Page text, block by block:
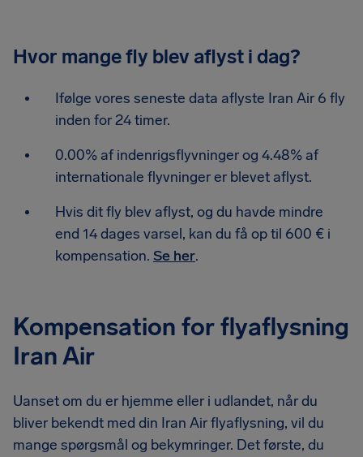
Hvor mange fly blev aflyst i dag?
Ifølge vores seneste data aflyste Iran Air 6 fly
inden for 24 timer.
0.00% af indenrigsflyvninger og 4.48% af
internationale flyvninger er blevet aflyst.
Hvis dit fly blev aflyst, og du havde mindre
end 14 dages varsel, kan du få op til 600 € i
kompensation. Se her.
Kompensation for flyaflysning
Iran Air
Uanset om du er hjemme eller i udlandet, når du
bliver bekendt med din Iran Air flyaflysning, vil du
mange spørgsmål og bekymringer. Det første, du